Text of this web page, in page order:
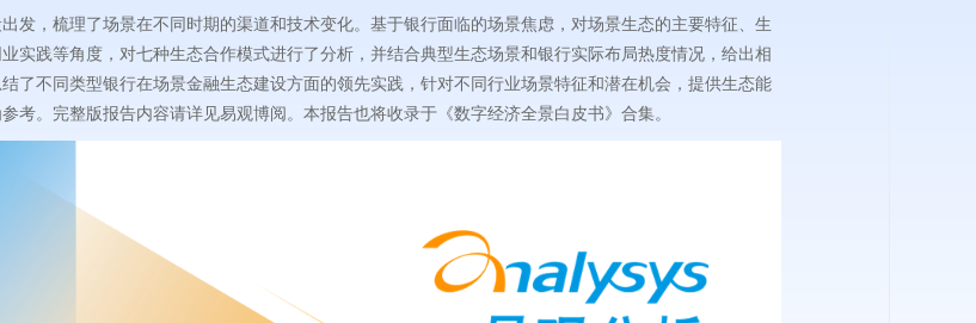
发，梳理了场景在不同时期的渠道和技术变化。基于银行面临的场景焦虑，对场景生态的主要特征、生
实践等角度，对七种生态合作模式进行了分析，并结合典型生态场景和银行实际布局热度情况，给出相
了不同类型银行在场景金融生态建设方面的领先实践，针对不同行业场景特征和潜在机会，提供生态能
考。完整版报告内容请详见易观博阅。本报告也将收录于《数字经济全景白皮书》合集。